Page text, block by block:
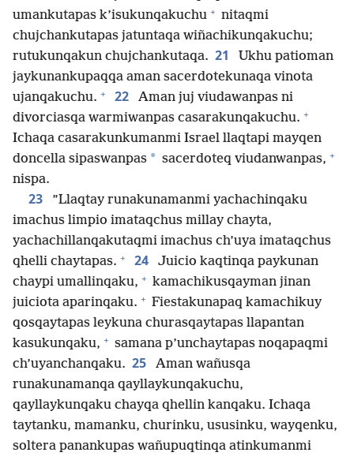
umankutapas k’isukunqakuchu + nitaqmi
chujchankutapas jatuntaqa wiñachikunqakuchu;
rutukunqakun chujchankutaqa. 21
Ukhu patioman
jaykunankupaqqa aman sacerdotekunaqa vinota
ujanqakuchu. + 22
Aman juj viudawanpas ni
divorciasqa warmiwanpas casarakunqakuchu. +
Ichaqa casarakunkumanmi Israel llaqtapi mayqen
doncella sipaswanpas * sacerdoteq viudanwanpas, +
nispa.
23
”Llaqtay runakunamanmi yachachinqaku
imachus limpio imataqchus millay chayta,
yachachillanqakutaqmi imachus ch’uya imataqchus
qhelli chaytapas. + 24
Juicio kaqtinqa paykunan
chaypi umallinqaku, + kamachikusqayman jinan
juiciota aparinqaku. + Fiestakunapaq kamachikuy
qosqaytapas leykuna churasqaytapas llapantan
kasukunqaku, + samana p’unchaytapas noqapaqmi
ch’uyanchanqaku. 25
Aman wañusqa
runakunamanqa qayllaykunqakuchu,
qayllaykunqaku chayqa qhellin kanqaku. Ichaqa
taytanku, mamanku, churinku, ususinku, wayqenku,
soltera panankupas wañupuqtinqa atinkumanmi